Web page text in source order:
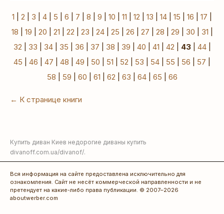
1 2 3 4 5 6 7 8 9 10 11 12 13 14 15 16 17
18
19 20 21 22 23 24| 25 26 27 28 29 30 31
32
33 34| 35 36 37 38 39 40 41 42 43| 44|
45
46 47 48 49 50 51 52 53 54 55 56 57
58
59 60 61 62 63 64| 65 66
← К странице книги
Купить диван Киев недорогие диваны купить
divanoff.com.ua/divanof/.
Вся информация на сайте предоставлена исключительно для
ознакомления. Сайт не несёт коммерческой направленности и не
претендует на какие-либо права публикации. © 2007–2026
aboutwerber.com